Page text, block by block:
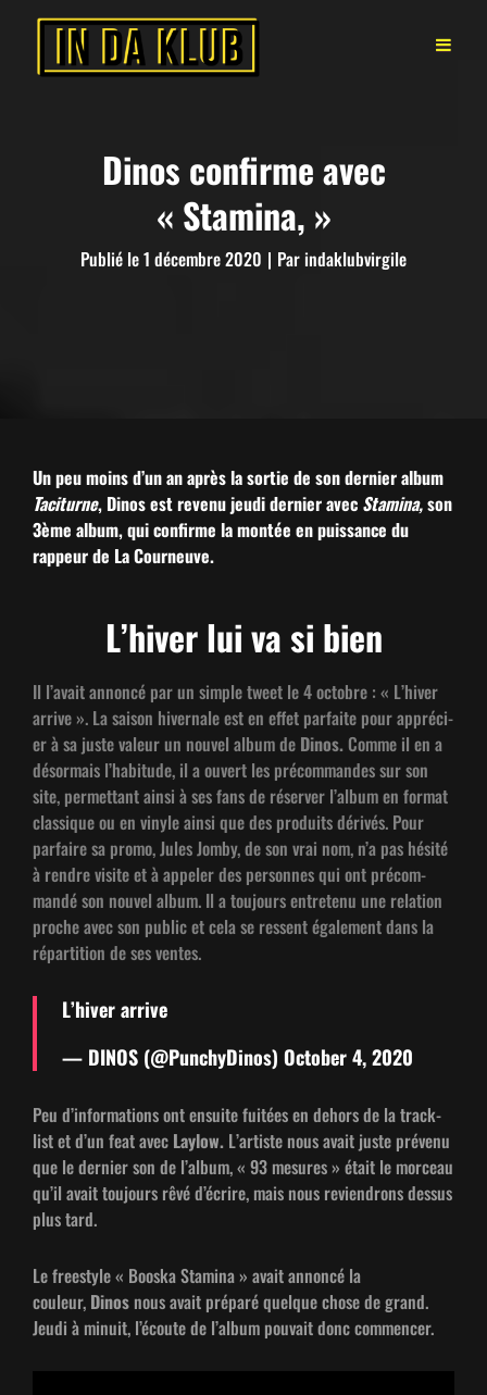
Dinos confirme avec
« Stamina, »
Publié le1 décembre 2020 | ParByline
indaklubvirgile
Un peu moins d’un an après la sor­tie de son dernier album
Tac­i­turne, Dinos est revenu jeu­di dernier avec Sta­mi­na,son
3ème album, qui con­firme la mon­tée en puis­sance du
rappeur de La Courneuve.
L’hiver lui va si bien
Il l’avait annon­cé par un sim­ple tweet le 4 octo­bre : « L’hiv­er
arrive ». La sai­son hiver­nale est en effet par­faite pour appréci­
er à sa juste valeur un nou­v­el album de Dinos. Comme il en a
désor­mais l’habi­tude, il a ouvert les pré­com­man­des sur son
site, per­me­t­tant ain­si à ses fans de réserv­er l’al­bum en for­mat
clas­sique ou en vinyle ain­si que des pro­duits dérivés. Pour
par­faire sa pro­mo, Jules Jom­by, de son vrai nom, n’a pas hésité
à ren­dre vis­ite et à appel­er des per­son­nes qui ont pré­com­
mandé son nou­v­el album. Il a tou­jours entretenu une rela­tion
proche avec son pub­lic et cela se ressent égale­ment dans la
répar­ti­tion de ses ventes.
L’hiver arrive
— DINOS (@PunchyDinos) Octo­ber 4, 2020
Peu d’in­for­ma­tions ont ensuite fuitées en dehors de la track­
list et d’un feat avec Lay­low. L’artiste nous avait juste prévenu
que le dernier son de l’al­bum, « 93 mesures » était le morceau
qu’il avait tou­jours rêvé d’écrire, mais nous revien­drons dessus
plus tard.
Le freestyle « Boos­ka Sta­mi­na » avait annon­cé la
couleur, Dinos nous avait pré­paré quelque chose de grand.
Jeu­di à minu­it, l’é­coute de l’al­bum pou­vait donc commencer.